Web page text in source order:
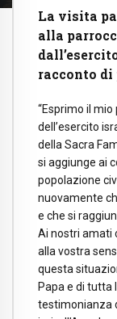
La visita
alla
racconto di
“Esprimo il
dell’esercito
della Sacra
si aggiunge ai
popolazione
nuovamente
e che si
Ai nostri amati
alla vostra
questa
Papa e di tutta
testimonianza